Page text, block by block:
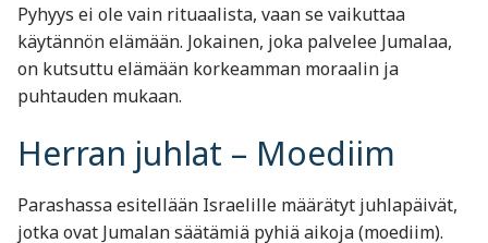
Pyhyys ei ole vain rituaalista, vaan se vaikuttaa
käytännön elämään. Jokainen, joka palvelee Jumalaa,
on kutsuttu elämään korkeamman moraalin ja
puhtauden mukaan.
Herran juhlat – Moediim
Parashassa esitellään Israelille määrätyt juhlapäivät,
jotka ovat Jumalan säätämiä pyhiä aikoja (moediim).